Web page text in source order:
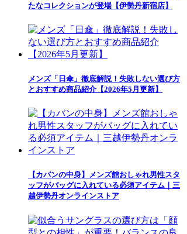
たなコレクションが登場【伊勢丹新宿店】
メンズ「日傘」徹底解説！失敗しない選び方
とおすすめ商品紹介【2026年5月更新】
【カバンの中身】メンズ館おしゃれ男性スタ
ッフがバッグに入れている必須アイテム｜三
越伊勢丹オンラインストア